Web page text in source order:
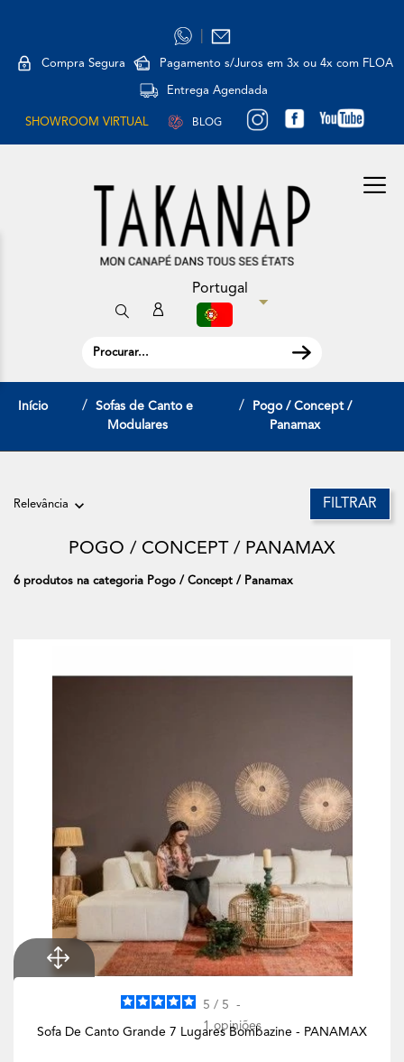
Compra Segura Pagamento s/Juros em 3x ou 4x com FLOA
Entrega Agendada
SHOWROOM VIRTUAL BLOG
Portugal
Início
Sofas de Canto e
Modulares
Pogo / Concept /
Panamax
POGO / CONCEPT / PANAMAX
6 produtos na categoria Pogo / Concept / Panamax
Relevância FILTRAR
5 / 5
-
1 opiniões
Sofa De Canto Grande 7 Lugares Bombazine - PANAMAX